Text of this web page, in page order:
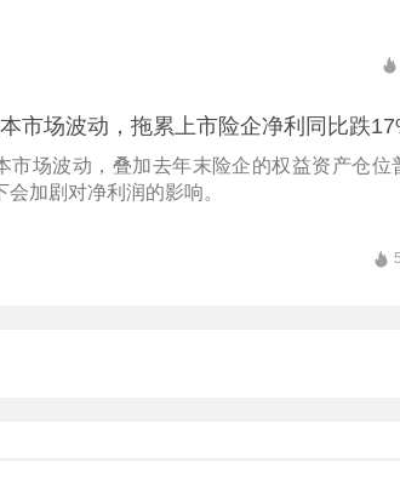
市场波动，拖累上市险企净利同比跌
市场波动，叠加去年末险企的权益资产仓位
会加剧对净利润的影响。